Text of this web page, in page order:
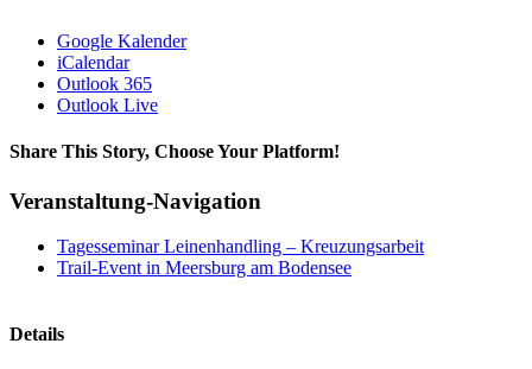
Google Kalender
iCalendar
Outlook 365
Outlook Live
Share This Story, Choose Your Platform!
Facebook
Twitter
Reddit
LinkedIn
Tumblr
Pinterest
Vk
E-
Veranstaltung-Navigation
Tagesseminar Leinenhandling – Kreuzungsarbeit
Trail-Event in Meersburg am Bodensee
Details